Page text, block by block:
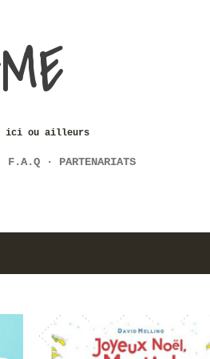
ici ou ailleurs
F.A.Q PARTENARIATS